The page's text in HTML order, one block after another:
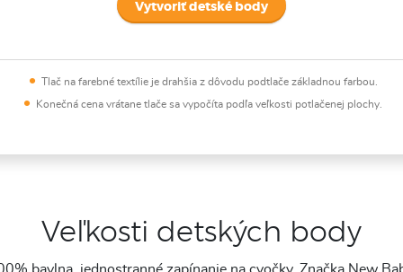
Vytvoriť detské body
Tlač na farebné textílie je drahšia z dôvodu podtlače základnou farbou.
Konečná cena vrátane tlače sa vypočíta podľa veľkosti potlačenej plochy.
Veľkosti detských body